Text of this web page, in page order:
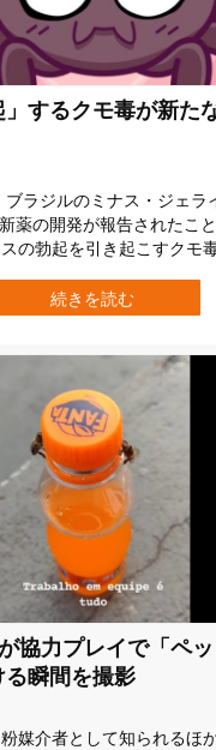
」するクモ毒が新た
ラジルのミナス・ジェラ
薬の開発が報告されたこ
の勃起を引き起こすクモ
1相において安全性が確認
の合成タンパク質は、バ
続きを読む
協力プレイで「ペ
瞬間を撮影
媒介者として知られるほ